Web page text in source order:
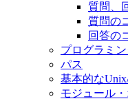
質問、
質問の
回答の
プログラミ
パス
基本的な
モジュール